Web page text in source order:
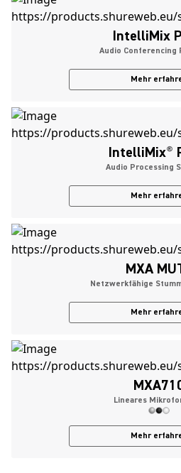
IntelliMix
Audio Conferencing
Mehr
IntelliMix®
Audio Processing
Mehr
MXA
Netzwerkfähige
Mehr
Lineares
Mehr